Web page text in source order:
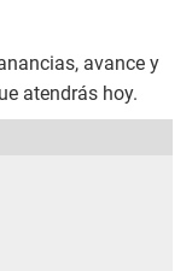
avance y
atendrás hoy.